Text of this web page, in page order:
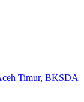
Timur, BKSDA